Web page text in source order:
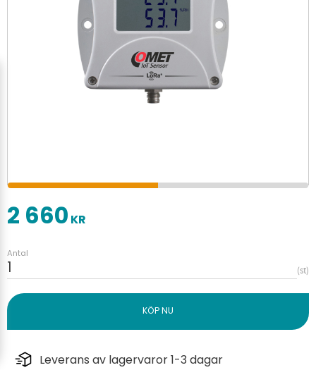
2 660 KR
Antal
st
Leverans av lagervaror 1-3 dagar